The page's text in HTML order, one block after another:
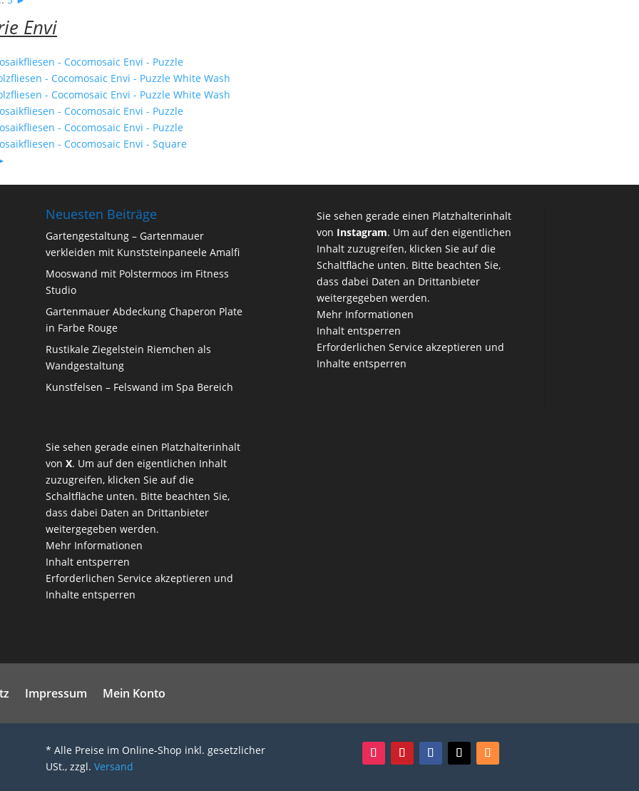
Envi
Neuesten Beiträge
Gartengestaltung – Gartenmauer
verkleiden mit Kunststeinpaneele Amalfi
Mooswand mit Polstermoos im Fitness
Studio
Gartenmauer Abdeckung Chaperon Plate
in Farbe Rouge
Rustikale Ziegelstein Riemchen als
Wandgestaltung
Kunstfelsen – Felswand im Spa Bereich
Sie sehen gerade einen Platzhalterinhalt
von X. Um auf den eigentlichen Inhalt
zuzugreifen, klicken Sie auf die
Schaltfläche unten. Bitte beachten Sie,
dass dabei Daten an Drittanbieter
weitergegeben werden.
Mehr Informationen
Inhalt entsperren
Erforderlichen Service akzeptieren und
Inhalte entsperren
Sie sehen gerade einen Platzhalterinhalt
von Instagram. Um auf den eigentlichen
Inhalt zuzugreifen, klicken Sie auf die
Schaltfläche unten. Bitte beachten Sie,
dass dabei Daten an Drittanbieter
weitergegeben werden.
Mehr Informationen
Inhalt entsperren
Erforderlichen Service akzeptieren und
Inhalte entsperren
Impressum Mein Konto
* Alle Preise im Online-Shop inkl. gesetzlicher
USt., zzgl. Versand